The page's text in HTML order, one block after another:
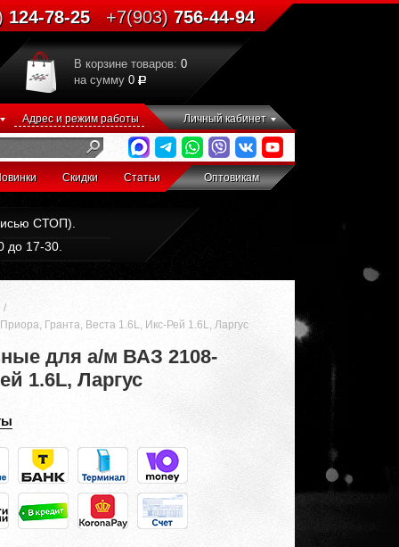
124-78-25 +7(903)756-44-94
В корзине товаров: 0
на сумму 0
Адрес и режим работы Личный кабинет
Скидки Статьи Оптовикам
СТОП).
до 17-30.
Гранта, Веста 1.6L, Икс-Рей 1.6L, Ларгус
для а/м ВАЗ 2108-
1.6L, Ларгус